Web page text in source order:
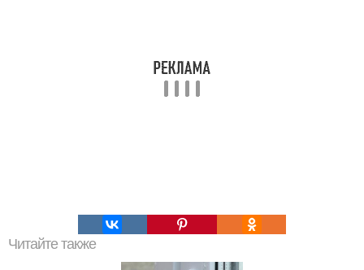
Читайте также